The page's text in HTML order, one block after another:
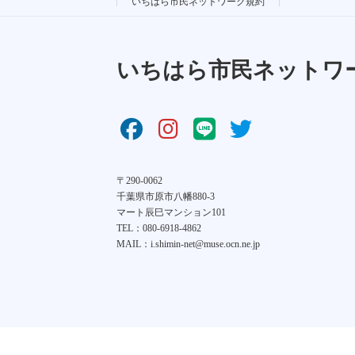
いちはら市民ネットワ
〒290-0062
千葉県市原市八幡880-3
マート辰巳マンション101
TEL：080-6918-4862
MAIL：i.shimin-net@muse.ocn.ne.jp